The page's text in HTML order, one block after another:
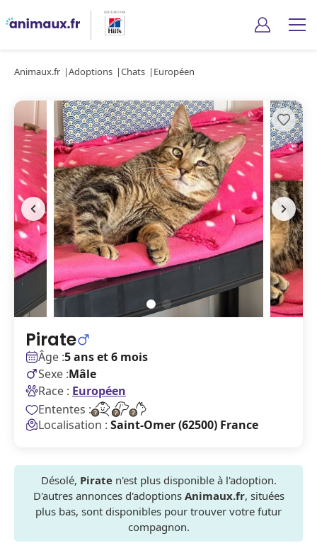
Animaux.fr Adoptions Chats Européen
Pirate
Âge :5 ans et 6 mois
Sexe :Mâle
Race : Européen
Ententes :
Localisation : Saint-Omer (62500) France
Désolé, Piraten'est plus disponible à l'adoption.
D'autres annonces d'adoptions Animaux.fr, situées
plus bas, sont disponibles pour trouver votre futur
compagnon.